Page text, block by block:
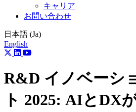
キャリア
お問い合わせ
日本語 (Ja)
English
TwitterLinkedIn
YouTube
R&D イノベーシ
ト 2025: AIとDX